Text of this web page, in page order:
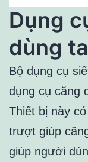
Dụng
dùng
Bộ dụng cụ
dụng cụ căng
Thiết bị này
trượt giúp
giúp người